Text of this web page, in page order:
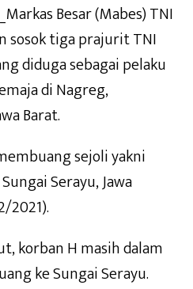
_Markas Besar (Mabes) TNI
sosok tiga prajurit TNI
diduga sebagai pelaku
di Nagreg,
Barat.
sejoli yakni
Serayu, Jawa
2021).
korban H masih dalam
ke Sungai Serayu.